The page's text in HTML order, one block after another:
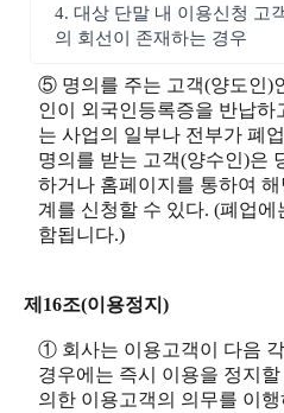
4. 대상 단말 내 이용신청 고
의 회선이 존재하는 경우
⑤ 명의를 주는 고객(양도인)
인이 외국인등록증을 반납하
는 사업의 일부나 전부가 폐
명의를 받는 고객(양수인)은
하거나 홈페이지를 통하여
계를 신청할 수 있다. (폐업
함됩니다.)
제16조(이용정지)
① 회사는 이용고객이 다음
경우에는 즉시 이용을 정지
의한 이용고객의 의무를 이